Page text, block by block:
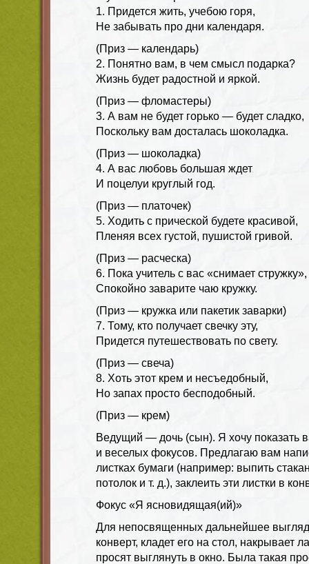
1. Придется жить, учебою горя,
Не забывать про дни календаря.
(Приз — календарь)
2. Понятно вам, в чем смысл подарка?
Жизнь будет радостной и яркой.
(Приз — фломастеры)
3. А вам не будет горько — будет сладко,
Поскольку вам досталась шоколадка.
(Приз — шоколадка)
4. А вас любовь большая ждет
И поцелуи круглый год.
(Приз — платочек)
5. Ходить с прической будете красивой,
Пленяя всех густой, пушистой гривой.
(Приз — расческа)
6. Пока учитель с вас «снимает стружку»,
Спокойно заварите чаю кружку.
(Приз — кружка или пакетик заварки)
7. Тому, кто получает свечку эту,
Придется путешествовать по свету.
(Приз — свеча)
8. Хоть этот крем и несъедобный,
Но запах просто бесподобный.
(Приз — крем)
Ведущий — дочь (сын). Я хочу показать
и веселых фокусов. Предлагаю вам
листках бумаги (например: выпить
потолок и т. д.), заклеить эти листки в
Фокус «Я ясновидящая(ий)»
Для непосвященных дальнейшее
конверт, кладет его на стол, накрывает
просят выглянуть в окно. Была такая